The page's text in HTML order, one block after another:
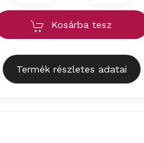
Kosárba tesz
Termék részletes adatai